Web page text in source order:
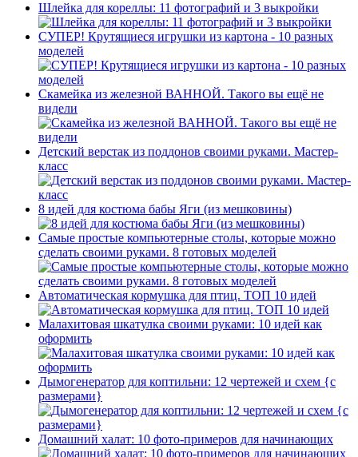
Шлейка для кореллы: 11 фотографий и 3 выкройки
СУПЕР! Крутящиеся игрушки из картона - 10 разных
моделей
Скамейка из железной ВАННОЙ. Такого вы ещё не
видели
Детский верстак из поддонов своими руками. Мастер-
класс
8 идей для костюма бабы Яги (из мешковины)
Самые простые компьютерные столы, которые можно
сделать своими руками. 8 готовых моделей
Автоматическая кормушка для птиц. ТОП 10 идей
Малахитовая шкатулка своими руками: 10 идей как
оформить
Дымогенератор для коптильни: 12 чертежей и схем {с
размерами}
Домашний халат: 10 фото-примеров для начинающих